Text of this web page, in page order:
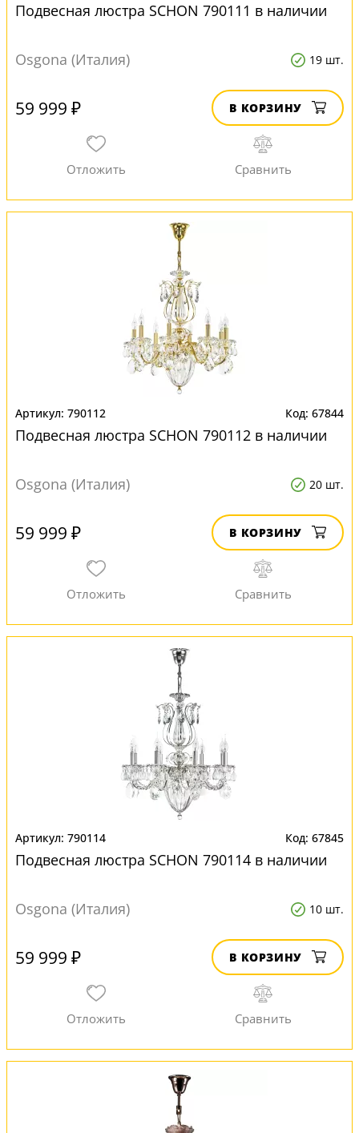
Подвесная люстра SCHON 790111 в наличии
Osgona (Италия) 19 шт.
59 999 ₽ В КОРЗИНУ
790112 67844
Подвесная люстра SCHON 790112 в наличии
Osgona (Италия) 20 шт.
59 999 ₽ В КОРЗИНУ
790114 67845
Подвесная люстра SCHON 790114 в наличии
Osgona (Италия) 10 шт.
59 999 ₽ В КОРЗИНУ